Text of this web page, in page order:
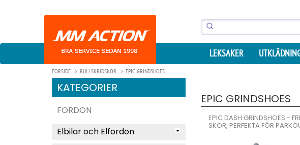
LEKSAKER
FORSIDE RULLSKRIDSKOR EPIC GRINDSHOES
KATEGORIER
FORDON
Elbilar och Elfordon
EPIC GRINDSHOES
EPIC DASH GRINDSHOES -
SKOR, PERFEKTA FÖR